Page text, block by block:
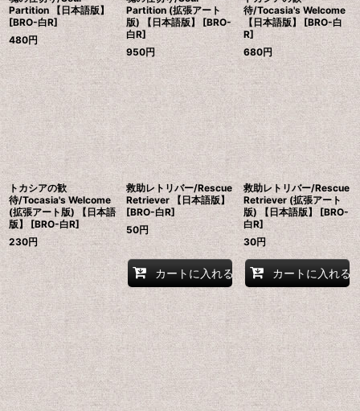
Partition 【日本語版】
[BRO-白R]
480円
Partition (拡張アート
版) 【日本語版】 [BRO-
白R]
950円
待/Tocasia's Welcome
【日本語版】 [BRO-白
R]
680円
トカシアの歓
待/Tocasia's Welcome
(拡張アート版) 【日本語
版】 [BRO-白R]
230円
救助レトリバー/Rescue
Retriever 【日本語版】
[BRO-白R]
50円
カートに入れる
救助レトリバー/Rescue
Retriever (拡張アート
版) 【日本語版】 [BRO-
白R]
30円
カートに入れる